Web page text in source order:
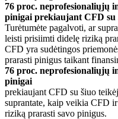
76 proc. neprofesionaliųjų
pinigai prekiaujant CFD su
Turėtumėte pagalvoti, ar
leisti prisiimti didelę riziką
CFD yra sudėtingos
prarasti pinigus taikant
76 proc. neprofesionaliųjų
pinigai
prekiaujant CFD su šiuo
suprantate, kaip veikia CFD
riziką prarasti savo pinigus.